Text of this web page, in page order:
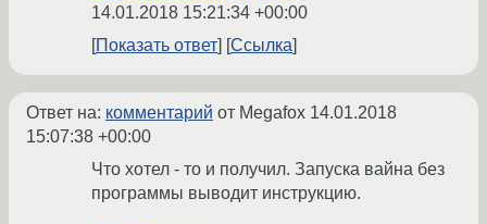
14.01.2018 15:21:34 +00:00
Показать ответ
Ссылка
Ответ на: комментарий от Megafox 14.01.2018
15:07:38 +00:00
Что хотел - то и получил. Запуска вайна без
программы выводит инструкцию.